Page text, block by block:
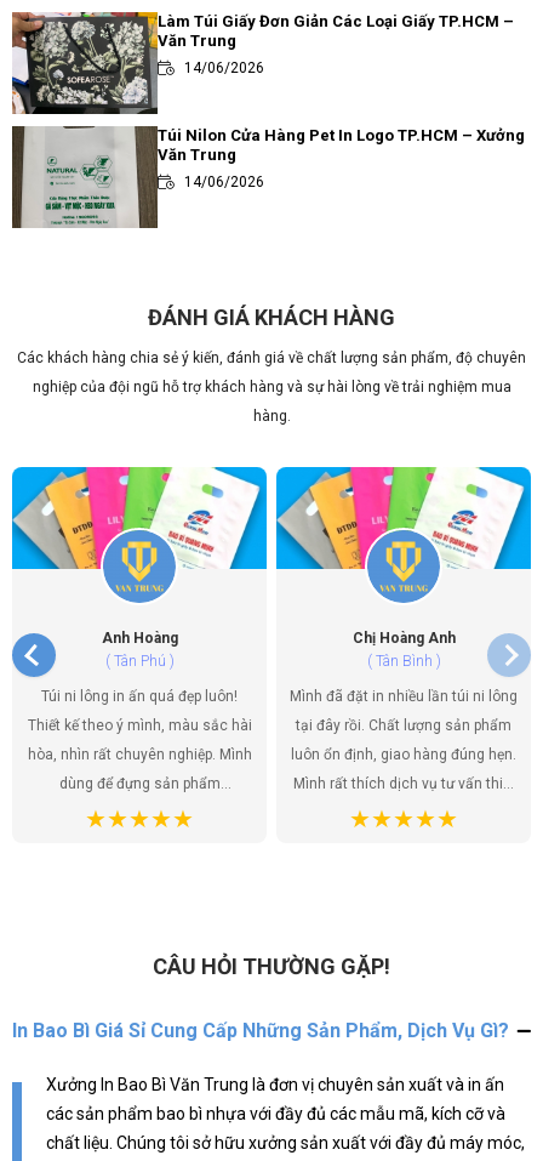
Làm Túi Giấy Đơn Giản Các Loại Giấy TP.HCM –
Văn Trung
14/06/2026
Túi Nilon Cửa Hàng Pet In Logo TP.HCM – Xưởng
Văn Trung
14/06/2026
Túi Đôi Đựng Ly Trà Sữa PE HD TP.HCM – Xưởng
Văn Trung
14/06/2026
Địa Chỉ In Túi Nilon Uy Tín Chất Lượng TP.HCM –
Văn Trung
14/06/2026
ĐÁNH GIÁ KHÁCH HÀNG
Các khách hàng chia sẻ ý kiến, đánh giá về chất lượng sản phẩm, độ chuyên
nghiệp của đội ngũ hỗ trợ khách hàng và sự hài lòng về trải nghiệm mua
hàng.
Anh Hoàng
( Tân Phú )
Túi ni lông in ấn quá đẹp luôn!
Thiết kế theo ý mình, màu sắc hài
hòa, nhìn rất chuyên nghiệp. Mình
dùng để đựng sản phẩm
handmade của shop, khách hàng
Chị Hoàng Anh
( Tân Bình )
Mình đã đặt in nhiều lần túi ni lông
tại đây rồi. Chất lượng sản phẩm
luôn ổn định, giao hàng đúng hẹn.
Mình rất thích dịch vụ tư vấn thiết
kế, họ giúp mình có được những
để gửi gắm điều đó.
CÂU HỎI THƯỜNG GẶP!
In Bao Bì Giá Sỉ Cung Cấp Những Sản Phẩm, Dịch Vụ Gì?
Xưởng In Bao Bì Văn Trung là đơn vị chuyên sản xuất và in ấn
các sản phẩm bao bì nhựa với đầy đủ các mẫu mã, kích cỡ và
chất liệu. Chúng tôi sở hữu xưởng sản xuất với đầy đủ máy móc,